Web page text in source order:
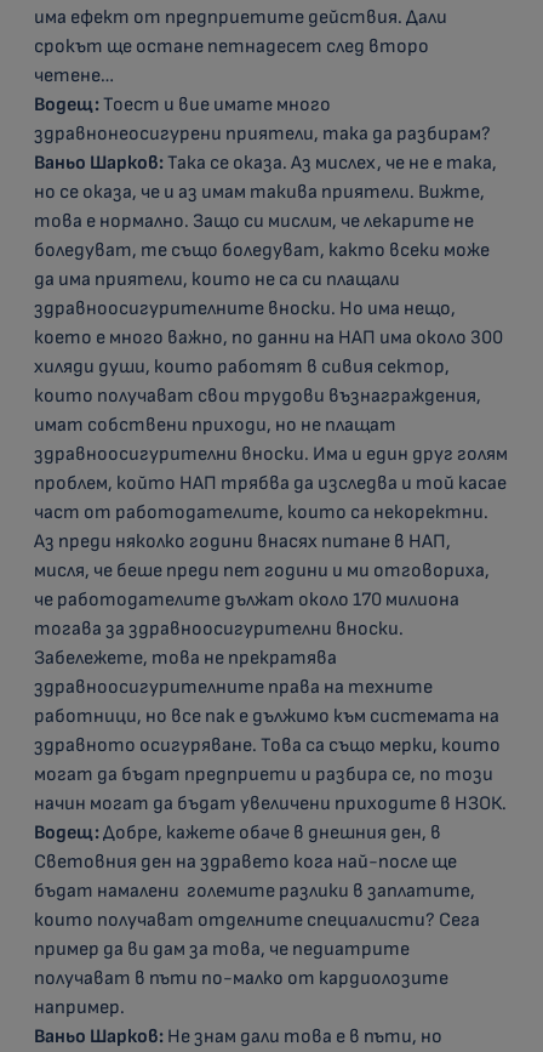
има ефект от предприетите действия. Дали
срокът ще остане петнадесет след второ
четене…
Водещ:Тоест и вие имате много
здравнонеосигурени приятели, така да разбирам?
Ваньо Шарков:Така се оказа. Аз мислех, че не е така,
но се оказа, че и аз имам такива приятели. Вижте,
това е нормално. Защо си мислим, че лекарите не
боледуват, те също боледуват, както всеки може
да има приятели, които не са си плащали
здравноосигурителните вноски. Но има нещо,
което е много важно, по данни на НАП има около 300
хиляди души, които работят в сивия сектор,
които получават свои трудови възнаграждения,
имат собствени приходи, но не плащат
здравноосигурителни вноски. Има и един друг голям
проблем, който НАП трябва да изследва и той касае
част от работодателите, които са некоректни.
Аз преди няколко години внасях питане в НАП,
мисля, че беше преди пет години и ми отговориха,
че работодателите дължат около 170 милиона
тогава за здравноосигурителни вноски.
Забележете, това не прекратява
здравноосигурителните права на техните
работници, но все пак е дължимо към системата на
здравното осигуряване. Това са също мерки, които
могат да бъдат предприети и разбира се, по този
начин могат да бъдат увеличени приходите в НЗОК.
Водещ:Добре, кажете обаче в днешния ден, в
Световния ден на здравето кога най-после ще
бъдат намалени големите разлики в заплатите,
които получават отделните специалисти? Сега
пример да ви дам за това, че педиатрите
получават в пъти по-малко от кардиолозите
например.
Ваньо Шарков: Не знам дали това е в пъти, но